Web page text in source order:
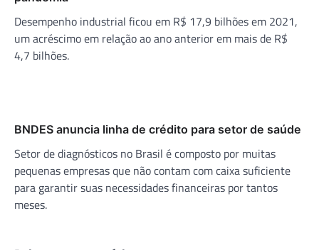
Desempenho industrial ficou em R$ 17,9 bilhões em 2021,
um acréscimo em relação ao ano anterior em mais de R$
4,7 bilhões.
BNDES anuncia linha de crédito para setor de saúde
Setor de diagnósticos no Brasil é composto por muitas
pequenas empresas que não contam com caixa suficiente
para garantir suas necessidades financeiras por tantos
meses.